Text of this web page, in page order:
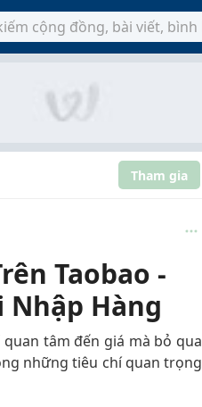
Tham gia
Taobao -
Nhập Hàng
tâm đến giá mà bỏ qua
những tiêu chí quan trọng